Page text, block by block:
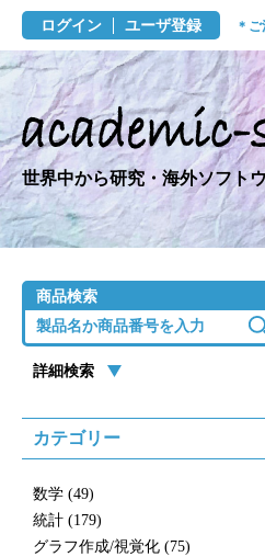
ログイン ユーザ登録 ＊
世界中から研究・海外ソフト
商品検索
詳細検索
カテゴリー
数学 (49)
統計 (179)
グラフ作成/視覚化 (75)